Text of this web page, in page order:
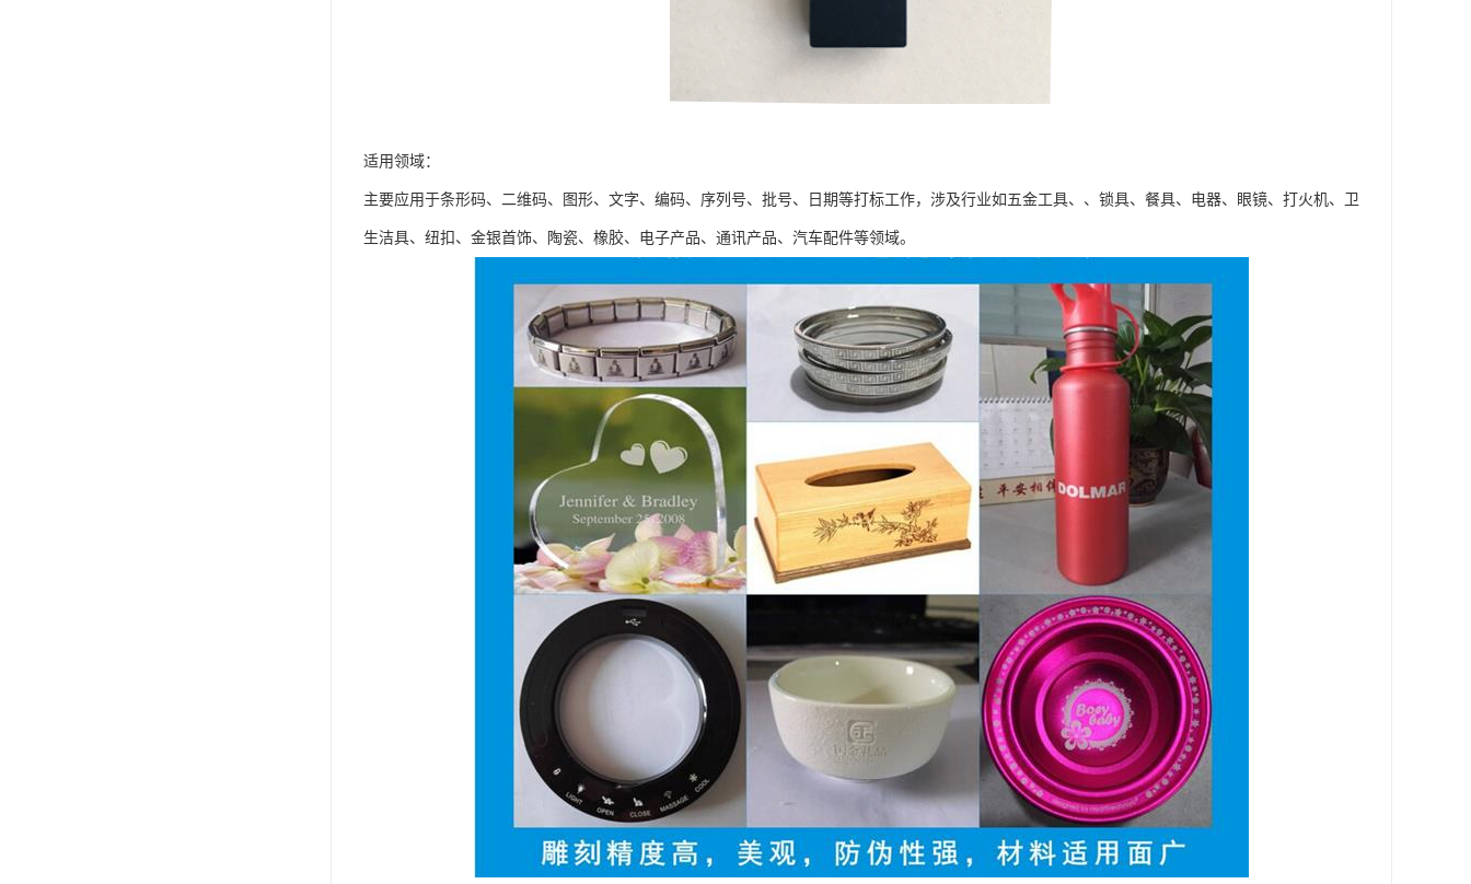
适用领域：
主要应用于条形码、二维码、图形、文字、编码、序列号、批号、日期等打标工作，涉及行业如五金工具、、锁具、餐具、电器、眼镜、打火机、卫
生洁具、纽扣、金银首饰、陶瓷、橡胶、电子产品、通讯产品、汽车配件等领域。